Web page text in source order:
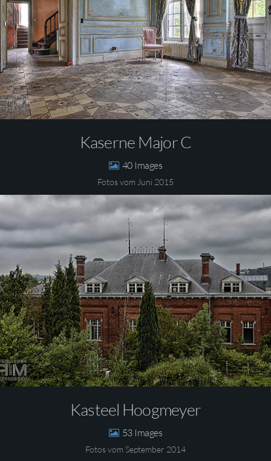
Kaserne Major C
40
Fotos vom Juni 2015
Kasteel Hoogmeyer
53
Fotos vom September 2014